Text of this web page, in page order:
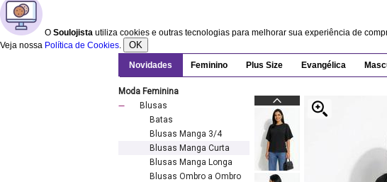
O Soulojista utiliza cookies e outras tecnologias para melhorar sua experiência de
Veja nossa Política de Cookies. OK
Novidades Feminino Plus Size Evangélica
Moda Feminina
Blusas
Batas
Blusas Manga 3/4
Blusas Manga Curta
Blusas Manga Longa
Blusas Ombro a Ombro